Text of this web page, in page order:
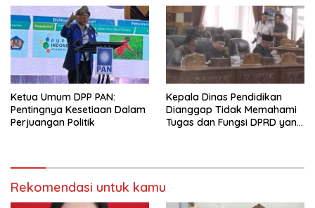
Ketua Umum DPP PAN:
Pentingnya Kesetiaan Dalam
Perjuangan Politik
Kepala Dinas Pendidikan
Dianggap Tidak Memahami
Tugas dan Fungsi DPRD yang
Rekomendasi untuk kamu